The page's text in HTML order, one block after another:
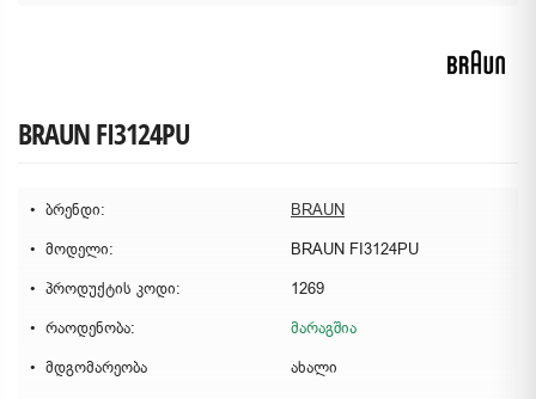
BRAUN FI3124PU
ბრენდი:
BRAUN
მოდელი:
BRAUN FI3124PU
პროდუქტის კოდი:
1269
რაოდენობა:
მარაგშია
მდგომარეობა
ახალი